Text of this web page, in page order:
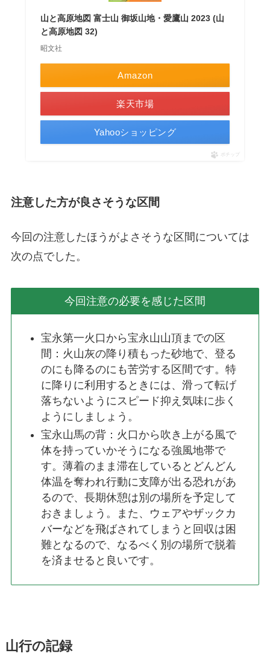
山と高原地図 富士山 御坂山地・愛鷹山 2023 (山
と高原地図 32)
昭文社
Amazon
楽天市場
Yahooショッピング
ポチップ
注意した方が良さそうな区間
今回の注意したほうがよさそうな区間については
次の点でした。
今回注意の必要を感じた区間
宝永第一火口から宝永山山頂までの区
間：火山灰の降り積もった砂地で、登る
のにも降るのにも苦労する区間です。特
に降りに利用するときには、滑って転げ
落ちないようにスピード抑え気味に歩く
ようにしましょう。
宝永山馬の背：火口から吹き上がる風で
体を持っていかそうになる強風地帯で
す。薄着のまま滞在しているとどんどん
体温を奪われ行動に支障が出る恐れがあ
るので、長期休憩は別の場所を予定して
おきましょう。また、ウェアやザックカ
バーなどを飛ばされてしまうと回収は困
難となるので、なるべく別の場所で脱着
を済ませると良いです。
山行の記録